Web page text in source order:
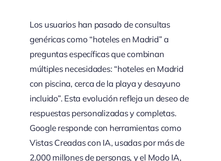
Los usuarios han pasado de consultas
genéricas como “hoteles en Madrid” a
preguntas específicas que combinan
múltiples necesidades: “hoteles en Madrid
con piscina, cerca de la playa y desayuno
incluido”. Esta evolución refleja un deseo de
respuestas personalizadas y completas.
Google responde con herramientas como
Vistas Creadas con IA, usadas por más de
2.000 millones de personas, y el Modo IA,